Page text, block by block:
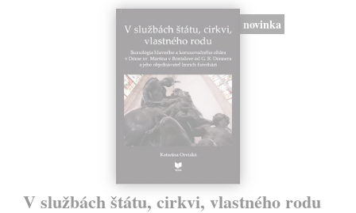
novinka
V službách štátu, cirkvi, vlastného rodu